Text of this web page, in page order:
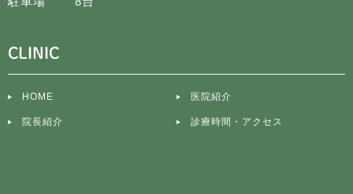
CLINIC
HOME 医院紹介
院長紹介 診療時間・アクセス